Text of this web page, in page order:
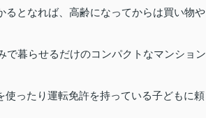
となれば、高齢になってからは買い物や
で暮らせるだけのコンパクトなマンション
ったり運転免許を持っている子どもに頼